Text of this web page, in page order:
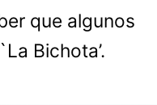
que algunos
Bichota’.